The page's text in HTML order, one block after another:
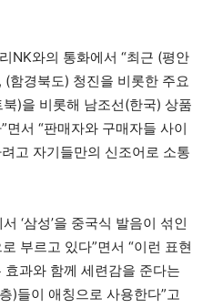
NK와의 통화에서 “최근 (평안
함경북도) 청진을 비롯한 주요
)을 비롯해 남조선(한국) 상품
서 “판매자와 구매자들 사이
고 자기들만의 신조어로 소통
‘삼성’을 중국식 발음이 섞인
로 부르고 있다”면서 “이런 표현
과와 함께 세련감을 준다는
)들이 애칭으로 사용한다”고